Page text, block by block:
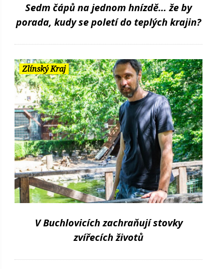
Sedm čápů na jednom hnízdě… že by
porada, kudy se poletí do teplých krajin?
Zlínský Kraj
V Buchlovicích zachraňují stovky
zvířecích životů